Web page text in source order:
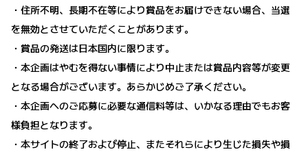
・住所不明、長期不在等により賞品をお届けできない場合、当選
を無効とさせていただくことがあります。
・賞品の発送は日本国内に限ります。
・本企画はやむを得ない事情により中止または賞品内容等が変更
となる場合がございます。あらかじめご了承ください。
・本企画へのご応募に必要な通信料等は、いかなる理由でもお客
様負担となります。
・本サイトの終了および停止、またそれらにより生じた損失や損